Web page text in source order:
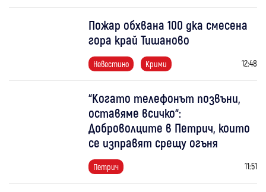
Пожар обхвана 100 дка смесена
гора край Тишаново
Невестино Крими 12:48
“Когато телефонът позвъни,
оставяме всичко“:
Доброволците в Петрич, които
се изправят срещу огъня
Петрич 11:51